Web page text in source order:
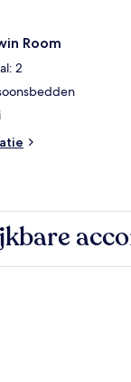
Room
2